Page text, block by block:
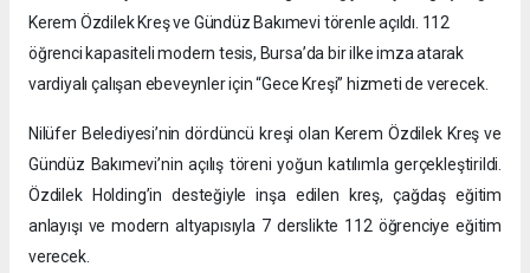
Kerem Özdilek Kreş ve Gündüz Bakımevi törenle açıldı. 112
öğrenci kapasiteli modern tesis, Bursa’da bir ilke imza atarak
vardiyalı çalışan ebeveynler için “Gece Kreşi” hizmeti de verecek.
Nilüfer Belediyesi’nin dördüncü kreşi olan Kerem Özdilek Kreş ve
Gündüz Bakımevi’nin açılış töreni yoğun katılımla gerçekleştirildi.
Özdilek Holding’in desteğiyle inşa edilen kreş, çağdaş eğitim
anlayışı ve modern altyapısıyla 7 derslikte 112 öğrenciye eğitim
verecek.